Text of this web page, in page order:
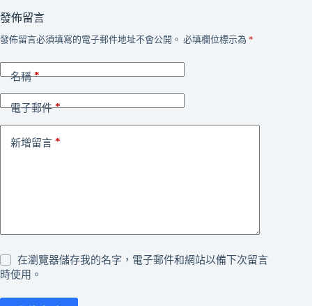
發佈留言
發佈留言必須填寫的電子郵件地址不會公開。 必填欄位標示為 *
名稱*
電子郵件*
新增留言 *
在瀏覽器儲存我的名字，電子郵件和網站以備下次留言
時使用。